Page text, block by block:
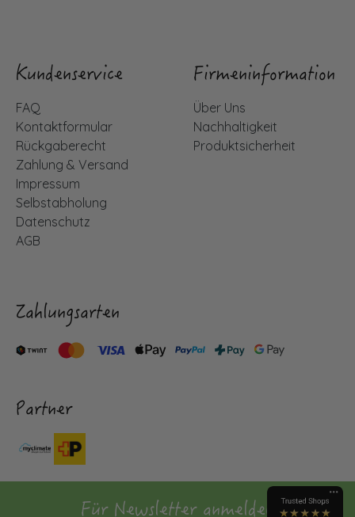
Kundenservice
FAQ
Kontaktformular
Rückgaberecht
Zahlung & Versand
Impressum
Selbstabholung
Datenschutz
AGB
Firmeninformation
Über Uns
Nachhaltigkeit
Produktsicherheit
Zahlungsarten
Partner
Für Newsletter anmelden